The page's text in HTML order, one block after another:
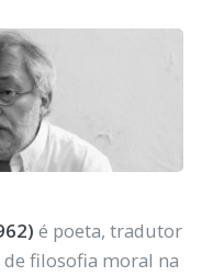
é poeta, tradutor
filosofia moral na